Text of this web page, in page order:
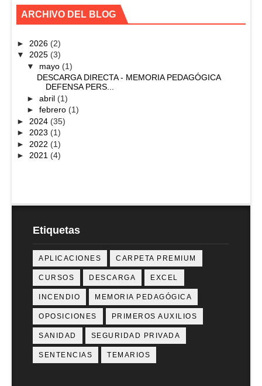
ARCHIVO DEL BLOG
► 2026 (2)
▼ 2025 (3)
▼ mayo (1)
DESCARGA DIRECTA - MEMORIA PEDAGÓGICA
DEFENSA PERS...
► abril (1)
► febrero (1)
► 2024 (35)
► 2023 (1)
► 2022 (1)
► 2021 (4)
Etiquetas
APLICACIONES CARPETA PREMIUM
CURSOS DESCARGA EXCEL
INCENDIO MEMORIA PEDAGÓGICA
OPOSICIONES PRIMEROS AUXILIOS
SANIDAD SEGURIDAD PRIVADA
SENTENCIAS TEMARIOS